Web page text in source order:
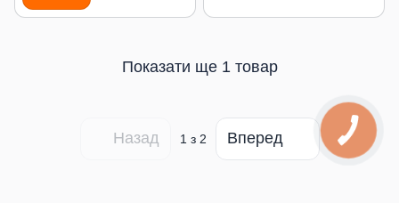
Показати ще 1 товар
Назад 1 з 2 Вперед